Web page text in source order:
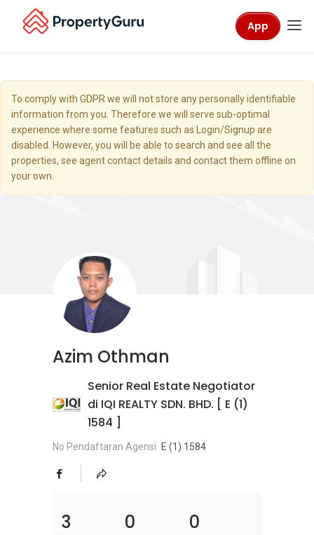
App
To comply with GDPR we will not store any personally identifiable
information from you. Therefore we will serve sub-optimal
experience where some features such as Login/Signup are
disabled. However, you will be able to search and see all the
properties, see agent contact details and contact them offline on
your own.
Azim Othman
Senior Real Estate Negotiator
di IQI REALTY SDN. BHD. [ E (1)
1584 ]
No Pendaftaran Agensi E (1) 1584
3 0 0